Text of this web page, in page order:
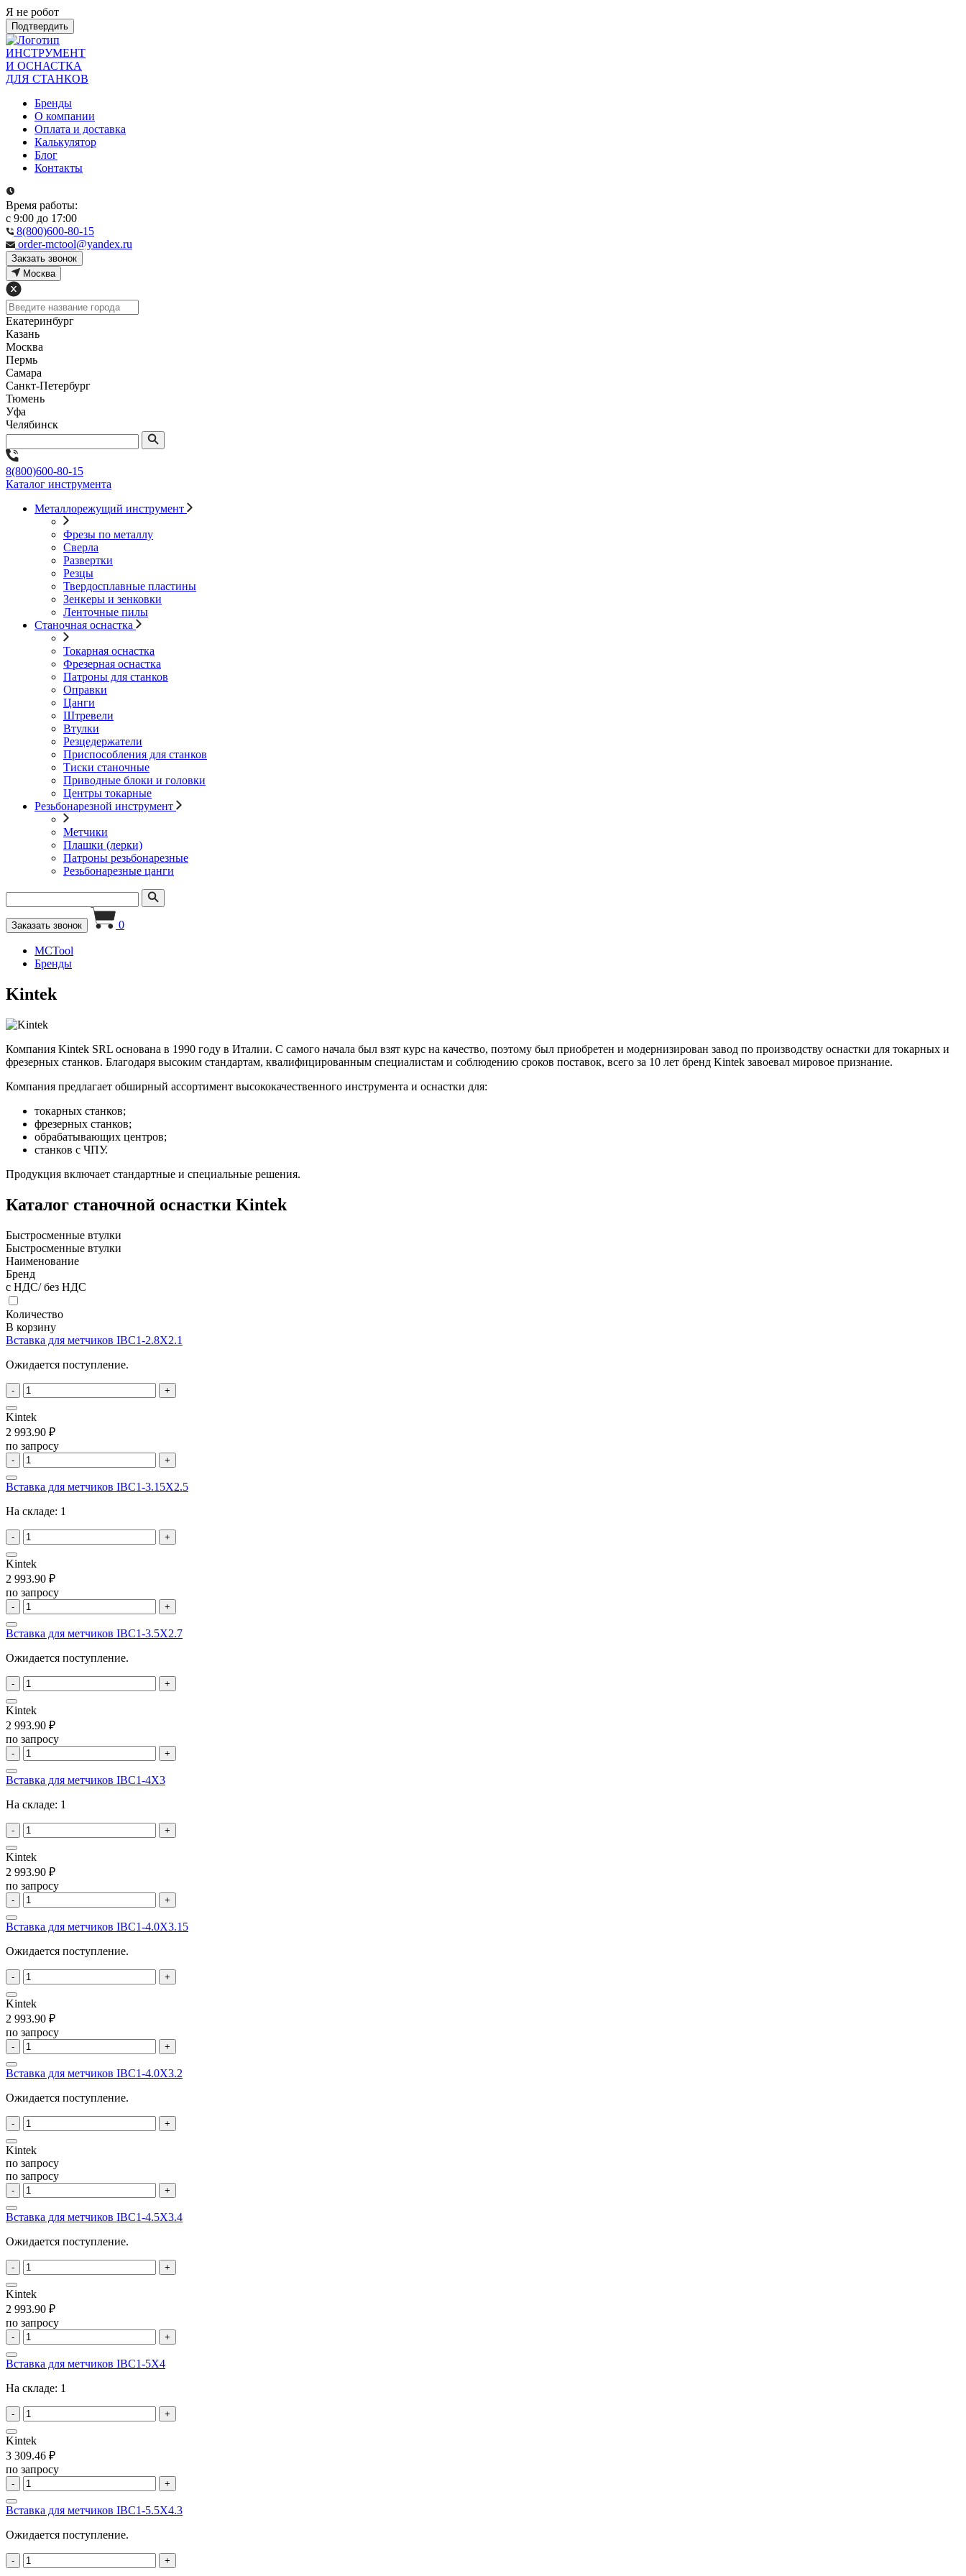
Я не робот
Подтвердить
ИНСТРУМЕНТ
И ОСНАСТКА
ДЛЯ СТАНКОВ
Бренды
О компании
Оплата и доставка
Калькулятор
Блог
Контакты
Время работы:
с 9:00 до 17:00
8(800)600-80-15
order-mctool@yandex.ru
Закзать звонок
Москва
Екатеринбург
Казань
Москва
Пермь
Самара
Санкт-Петербург
Тюмень
Уфа
Челябинск
8(800)600-80-15
Каталог инструмента
Металлорежущий инструмент
Фрезы по металлу
Сверла
Развертки
Резцы
Твердосплавные пластины
Зенкеры и зенковки
Ленточные пилы
Станочная оснастка
Токарная оснастка
Фрезерная оснастка
Патроны для станков
Оправки
Цанги
Штревели
Втулки
Резцедержатели
Приспособления для станков
Тиски станочные
Приводные блоки и головки
Центры токарные
Резьбонарезной инструмент
Метчики
Плашки (лерки)
Патроны резьбонарезные
Резьбонарезные цанги
Заказать звонок 0
MCTool
Бренды
Kintek
Компания Kintek SRL основана в 1990 году в Италии. С самого начала был взят курс на качество, поэтому был приобретен и модернизирован завод по производству оснастки для токарных и
фрезерных станков. Благодаря высоким стандартам, квалифицированным специалистам и соблюдению сроков поставок, всего за 10 лет бренд Kintek завоевал мировое признание.
Компания предлагает обширный ассортимент высококачественного инструмента и оснастки для:
токарных станков;
фрезерных станков;
обрабатывающих центров;
станков с ЧПУ.
Продукция включает стандартные и специальные решения.
Каталог станочной оснастки Kintek
Быстросменные втулки
Быстросменные втулки
Наименование
Бренд
с НДС/ без НДС
Количество
В корзину
Вставка для метчиков IBC1-2.8X2.1
Ожидается поступление.
- +
Kintek
2 993.90 ₽
по запросу
- +
Вставка для метчиков IBC1-3.15X2.5
На складе: 1
- +
Kintek
2 993.90 ₽
по запросу
- +
Вставка для метчиков IBC1-3.5X2.7
Ожидается поступление.
- +
Kintek
2 993.90 ₽
по запросу
- +
Вставка для метчиков IBC1-4X3
На складе: 1
- +
Kintek
2 993.90 ₽
по запросу
- +
Вставка для метчиков IBC1-4.0X3.15
Ожидается поступление.
- +
Kintek
2 993.90 ₽
по запросу
- +
Вставка для метчиков IBC1-4.0X3.2
Ожидается поступление.
- +
Kintek
по запросу
по запросу
- +
Вставка для метчиков IBC1-4.5X3.4
Ожидается поступление.
- +
Kintek
2 993.90 ₽
по запросу
- +
Вставка для метчиков IBC1-5X4
На складе: 1
- +
Kintek
3 309.46 ₽
по запросу
- +
Вставка для метчиков IBC1-5.5X4.3
Ожидается поступление.
- +